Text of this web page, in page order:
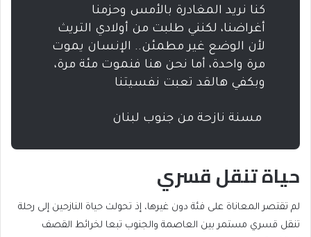
كنا نريد المغادرة بالأمس وحزمنا
أغراضنا، لكنني طلبت من أولادي التريث
لأن الوضع غير مطمئن.. الإنسان يموت
مرة واحدة، أما نحن هنا فنموت مئة مرة،
وبكفي هالقد تعبت نفسيتنا
بواسطة
مسنة نازحة من جنوب لبنان
حياة تنقل قسري
لم تقتصر المعاناة على فئة دون غيرها، إذ تحولت حياة النازحين إلى رحلة
تنقل قسري مستمر بين العاصمة والجنوب تبعا لخرائط القصف